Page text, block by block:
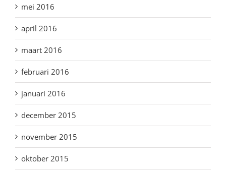
mei 2016
april 2016
maart 2016
februari 2016
januari 2016
december 2015
november 2015
oktober 2015